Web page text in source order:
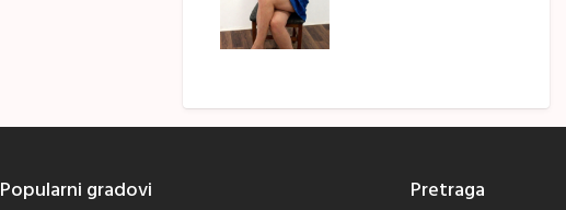
Popularni gradovi Pretraga